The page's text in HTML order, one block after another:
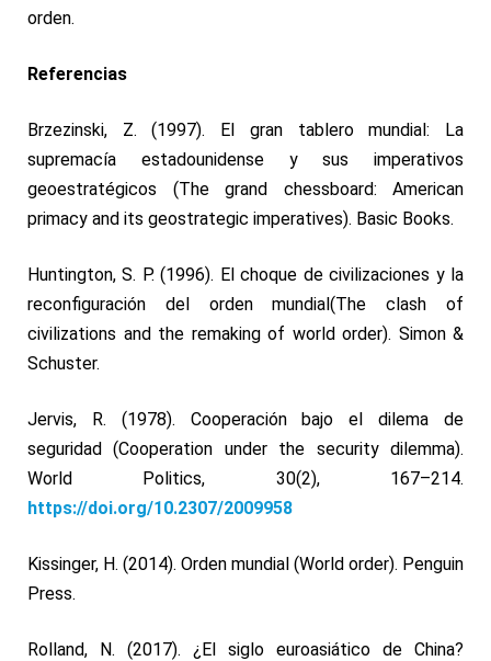
orden.
Referencias
Brzezinski, Z. (1997). El gran tablero mundial: La
supremacía estadounidense y sus imperativos
geoestratégicos (The grand chessboard: American
primacy and its geostrategic imperatives). Basic Books.
Huntington, S. P. (1996). El choque de civilizaciones y la
reconfiguración del orden mundial(The clash of
civilizations and the remaking of world order). Simon &
Schuster.
Jervis, R. (1978). Cooperación bajo el dilema de
seguridad (Cooperation under the security dilemma).
World Politics, 30(2), 167–214.
https://doi.org/10.2307/2009958
Kissinger, H. (2014). Orden mundial (World order). Penguin
Press.
Rolland, N. (2017). ¿El siglo euroasiático de China?